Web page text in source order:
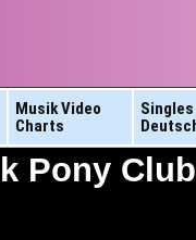
Musik Video
Charts
Pony Club